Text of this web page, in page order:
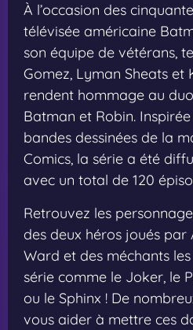
À l’occasion des
télévisée américaine
son équipe de vétérans,
Gomez, Lyman Sheats et
rendent hommage au
Batman et Robin.
bandes dessinées de la
Comics, la série a été
avec un total de 120
Retrouvez les
des deux héros joués
Ward et des méchants
série comme le Joker, le
ou le Sphinx ! De
vous aider à mettre ces